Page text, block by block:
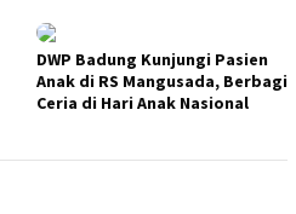
DWP Badung Kunjungi Pasien
Anak di RS Mangusada, Berbagi
Ceria di Hari Anak Nasional